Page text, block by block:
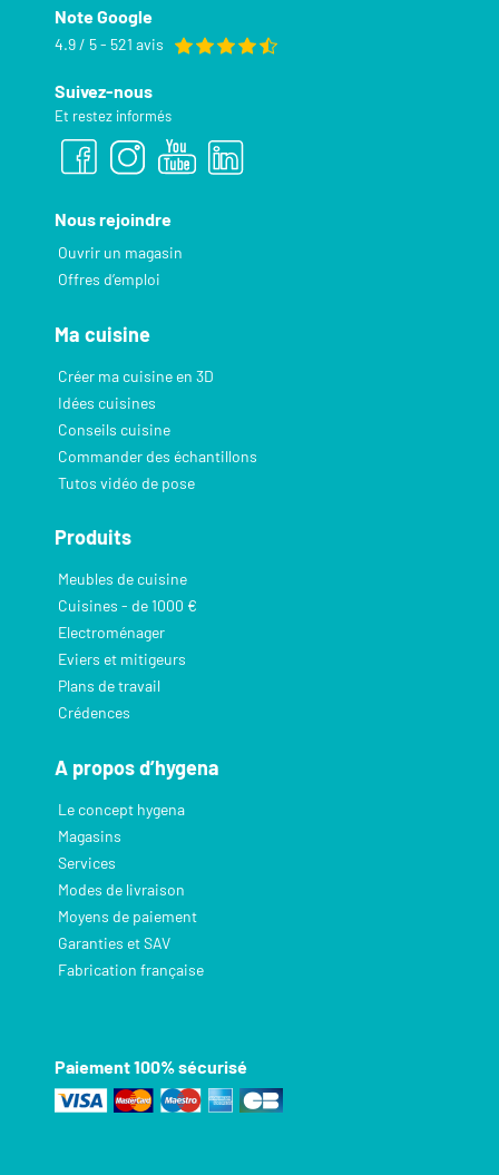
Note Google
4.9 / 5 - 521 avis
Suivez-nous
Et restez informés
Nous rejoindre
Ouvrir un magasin
Offres d’emploi
Ma cuisine
Créer ma cuisine en 3D
Idées cuisines
Conseils cuisine
Commander des échantillons
Tutos vidéo de pose
Produits
Meubles de cuisine
Cuisines - de 1000 €
Electroménager
Eviers et mitigeurs
Plans de travail
Crédences
A propos d’hygena
Le concept hygena
Magasins
Services
Modes de livraison
Moyens de paiement
Garanties et SAV
Fabrication française
Paiement 100% sécurisé